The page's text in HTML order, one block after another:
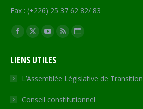
Fax : (+226) 25 37 62 82/ 83
Trouvez nous sur :
Facebook
opens
in
new
window
X
opens
in
new
window
YouTube
opens
in
new
window
RSS
in
new
window
Site
opens
in
new
LIENS UTILES
L’Assemblée Législative de Transition
Conseil constitutionnel